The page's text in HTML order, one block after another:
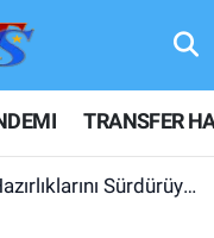
TRANSFER
Sürdürüyor